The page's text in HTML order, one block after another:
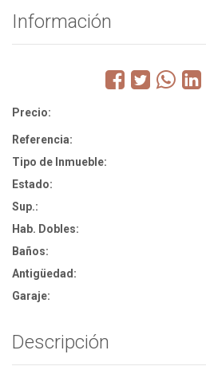
Información
Precio:
Referencia:
Tipo de Inmueble:
Estado:
Sup.:
Hab. Dobles:
Baños:
Antigüedad:
Garaje:
Descripción